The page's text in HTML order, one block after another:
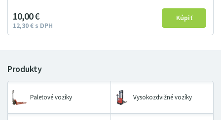
10 00€
12 30€ s DPH
Paletové vozíky Vysokozdvižné vozíky